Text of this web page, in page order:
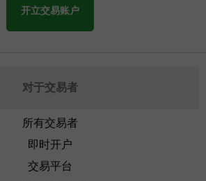
开立交易账户
对于交易者
所有交易者
即时开户
交易平台